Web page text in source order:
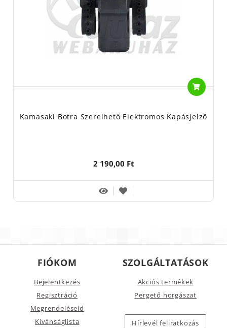
Kamasaki Botra Szerelhető Elektromos Kapásjelző
2 190,00 Ft
FIÓKOM
Bejelentkezés
Regisztráció
Megrendeléseid
Kívánságlista
SZOLGÁLTATÁSOK
Akciós termékek
Pergető horgászat
Hírlevél feliratkozás